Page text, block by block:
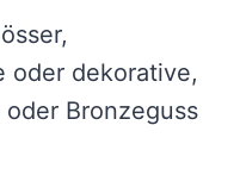
oder dekorative,
Bronzeguss